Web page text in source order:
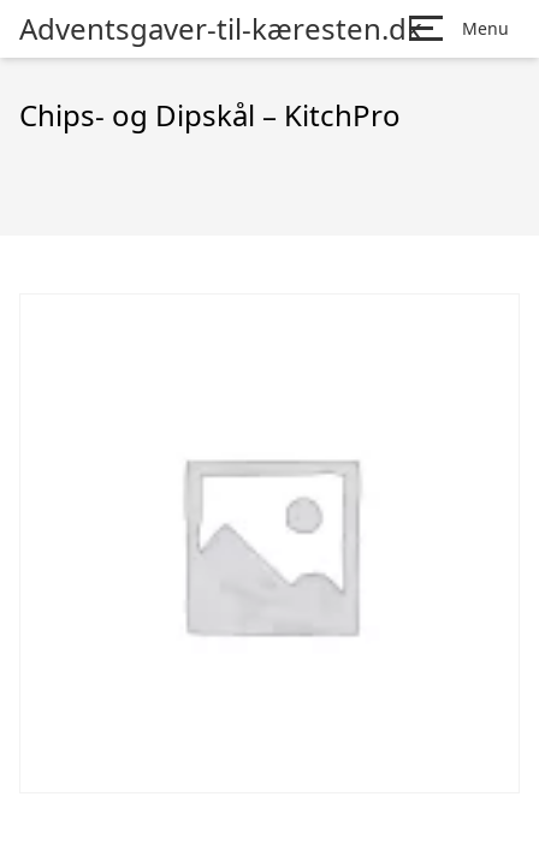
Adventsgaver-til-kæresten.dk Menu
Chips- og Dipskål – KitchPro